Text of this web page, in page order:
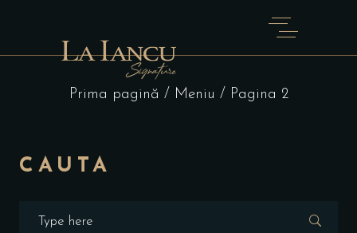
Prima pagină / Meniu / Pagina 2
CAUTA